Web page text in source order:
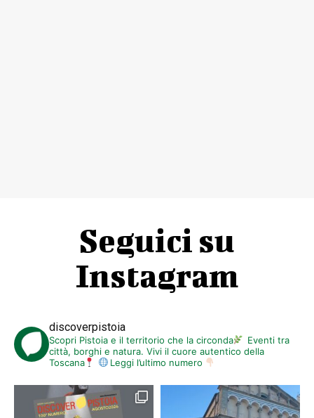
Seguici su
Instagram
discoverpistoia
Scopri Pistoia e il territorio che la circonda
Eventi tra
città, borghi e natura. Vivi il cuore autentico della
Toscana
Leggi l’ultimo numero